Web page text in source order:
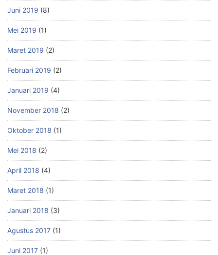
Juni 2019 (8)
Mei 2019 (1)
Maret 2019 (2)
Februari 2019 (2)
Januari 2019 (4)
November 2018 (2)
Oktober 2018 (1)
Mei 2018 (2)
April 2018 (4)
Maret 2018 (1)
Januari 2018 (3)
Agustus 2017 (1)
Juni 2017 (1)